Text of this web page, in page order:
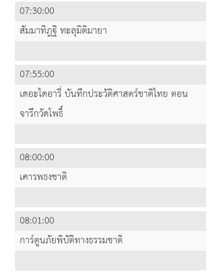
07:30:00
สัมมาทิฎฐิ ทะลุมิติมายา
07:55:00
เดอะไดอารี่ บันทึกประวัติศาสตร์ชาติไทย ตอน
จารึกวัดโพธิ์
08:00:00
เคารพธงชาติ
08:01:00
การ์ตูนภัยพิบัติทางธรรมชาติ